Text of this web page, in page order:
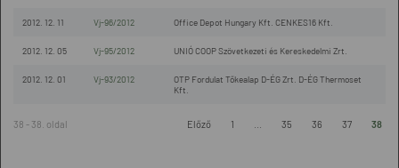
2012. 12. 11 Vj-96/2012 Office Depot Hungary Kft. CENKES16 Kft.
2012. 12. 05 Vj-95/2012 UNIÓ COOP Szövetkezeti és Kereskedelmi Zrt.
2012. 12. 01 Vj-93/2012
OTP Fordulat Tőkealap D-ÉG Zrt. D-ÉG Thermoset
Kft.
38 - 38. oldal Előző 1 35 36 37 38